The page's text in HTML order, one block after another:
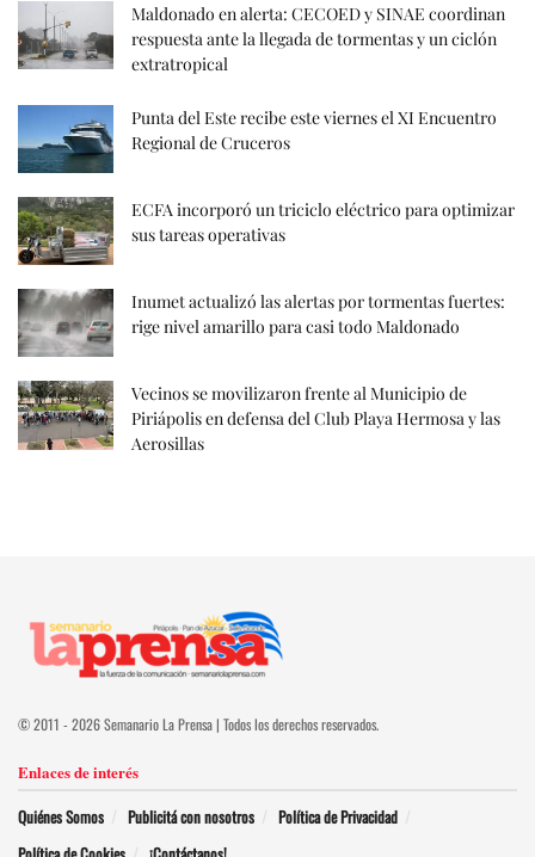
Maldonado en alerta: CECOED y SINAE coordinan
respuesta ante la llegada de tormentas y un ciclón
extratropical
Punta del Este recibe este viernes el XI Encuentro
Regional de Cruceros
ECFA incorporó un triciclo eléctrico para optimizar
sus tareas operativas
Inumet actualizó las alertas por tormentas fuertes:
rige nivel amarillo para casi todo Maldonado
Vecinos se movilizaron frente al Municipio de
Piriápolis en defensa del Club Playa Hermosa y las
Aerosillas
© 2011 - 2026 Semanario La Prensa | Todos los derechos reservados.
Enlaces de interés
Quiénes Somos Publicitá con nosotros
Política de Privacidad